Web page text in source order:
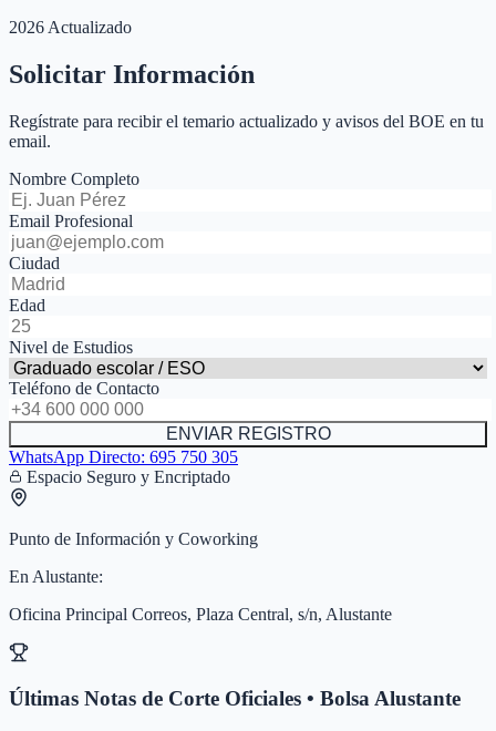
2026 Actualizado
Solicitar Información
Regístrate para recibir el temario actualizado y avisos del BOE en tu
email.
Nombre Completo
Email Profesional
Ciudad
Edad
Nivel de Estudios
Teléfono de Contacto
ENVIAR REGISTRO
WhatsApp Directo: 695 750 305
Espacio Seguro y Encriptado
Punto de Información y Coworking
En Alustante:
Oficina Principal Correos, Plaza Central, s/n, Alustante
Últimas Notas de Corte Oficiales • BolsaAlustante